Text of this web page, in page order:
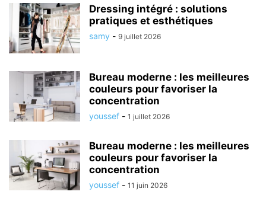
Dressing intégré : solutions
pratiques et esthétiques
samy - 9 juillet 2026
Bureau moderne : les meilleures
couleurs pour favoriser la
concentration
youssef - 1 juillet 2026
Bureau moderne : les meilleures
couleurs pour favoriser la
concentration
youssef - 11 juin 2026